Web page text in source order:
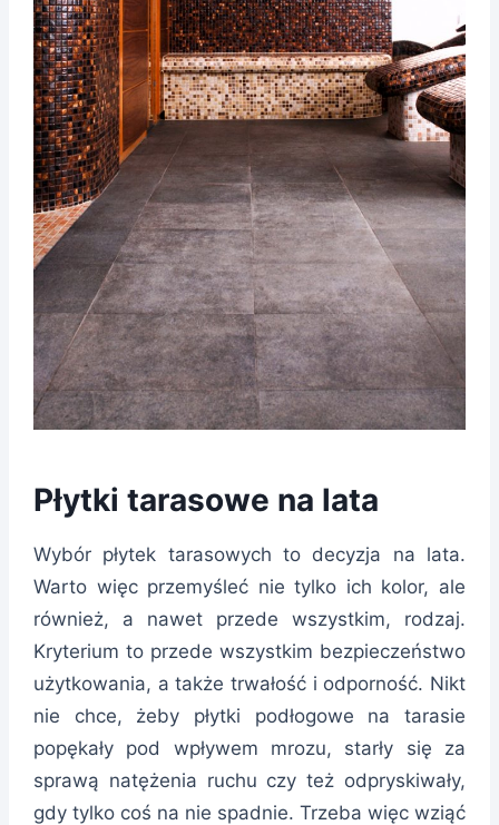
Płytki tarasowe na lata
Wybór płytek tarasowych to decyzja na lata.
Warto więc przemyśleć nie tylko ich kolor, ale
również, a nawet przede wszystkim, rodzaj.
Kryterium to przede wszystkim bezpieczeństwo
użytkowania, a także trwałość i odporność. Nikt
nie chce, żeby płytki podłogowe na tarasie
popękały pod wpływem mrozu, starły się za
sprawą natężenia ruchu czy też odpryskiwały,
gdy tylko coś na nie spadnie. Trzeba więc wziąć